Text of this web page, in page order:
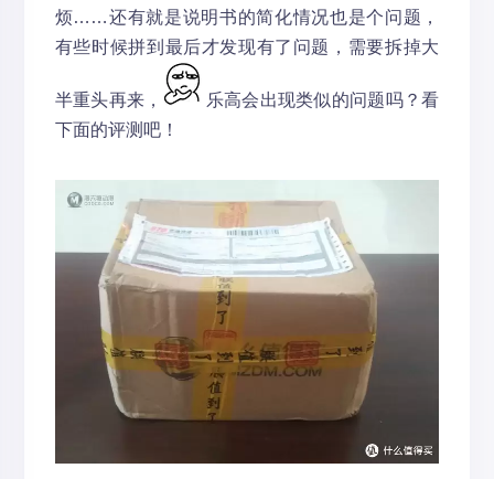
烦……还有就是说明书的简化情况也是个问题，
有些时候拼到最后才发现有了问题，需要拆掉大
半重头再来，
乐高会出现类似的问题吗？看
下面的评测吧！